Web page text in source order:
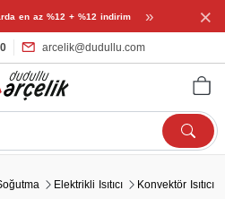
en az %12 + %12 indirim » ×
arcelik@dudullu.com
Elektrikli Isıtıcı Konvektör Isıtıcı